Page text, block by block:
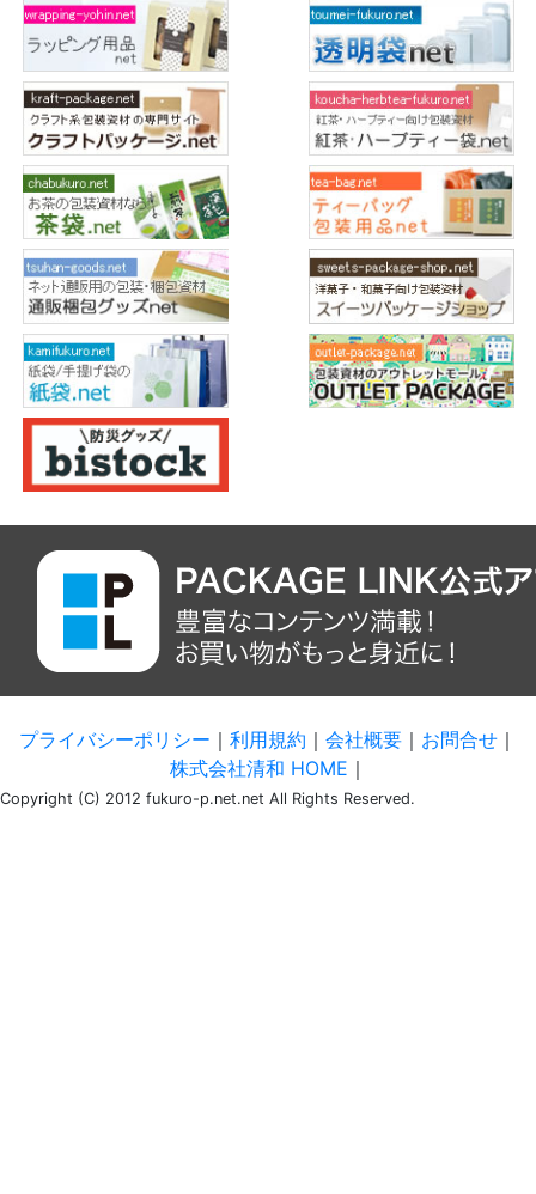
プライバシーポリシー ｜ 利用規約 ｜ 会社概要 ｜ お問合せ ｜
株式会社清和 HOME ｜
Copyright (C) 2012 fukuro-p.net.net All Rights Reserved.